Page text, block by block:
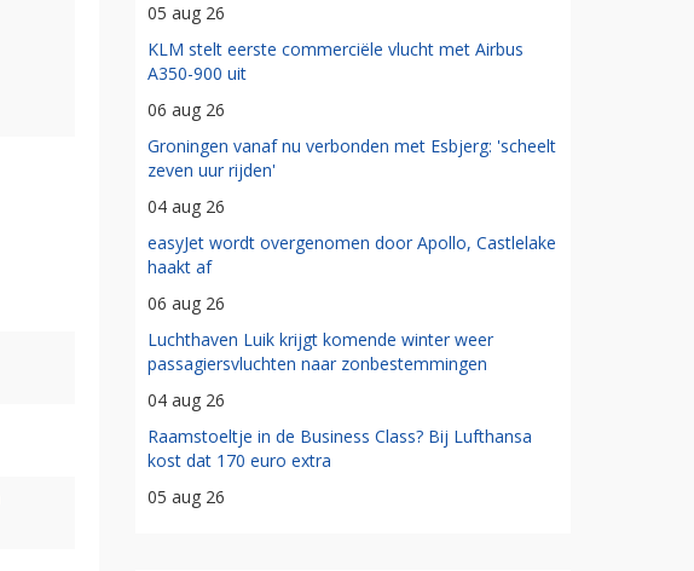
05 aug 26
KLM stelt eerste commerciële vlucht met Airbus
A350-900 uit
06 aug 26
Groningen vanaf nu verbonden met Esbjerg: 'scheelt
zeven uur rijden'
04 aug 26
easyJet wordt overgenomen door Apollo, Castlelake
haakt af
06 aug 26
Luchthaven Luik krijgt komende winter weer
passagiersvluchten naar zonbestemmingen
04 aug 26
Raamstoeltje in de Business Class? Bij Lufthansa
kost dat 170 euro extra
05 aug 26